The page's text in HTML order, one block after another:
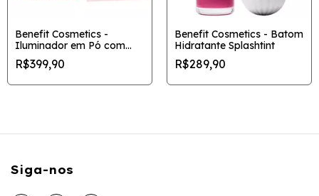
Benefit Cosmetics -
Iluminador em Pó com
Acabamento Brilhante
R$399,90
Benefit Cosmetics - Batom
Hidratante Splashtint
R$289,90
Siga-nos